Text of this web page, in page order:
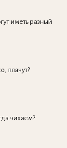
иметь разный
плачут?
чихаем?